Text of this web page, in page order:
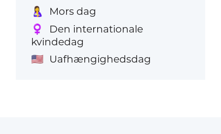
🤱 Mors dag
♀️
Den internationale
kvindedag
🇺🇸 Uafhængighedsdag